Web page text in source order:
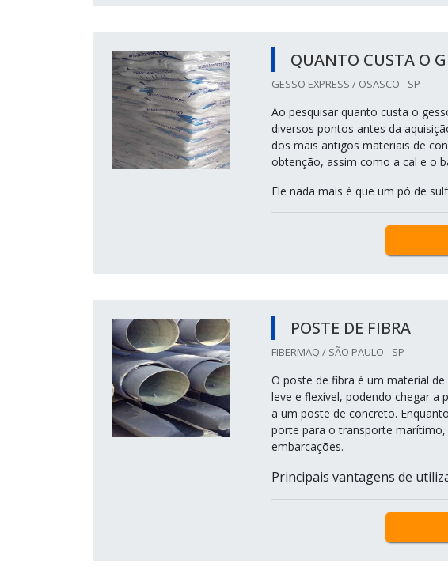
QUANTO CUSTA O
GESSO EXPRESS / OSASCO - SP
Ao pesquisar quanto custa o
diversos pontos antes da
dos mais antigos materiais de
obtenção, assim como a cal e o
Ele nada mais é que um pó de
POSTE DE FIBRA
FIBERMAQ / SÃO PAULO - SP
O poste de fibra é um material
leve e flexível, podendo chegar a
a um poste de concreto.
porte para o transporte
embarcações.
Principais vantagens de